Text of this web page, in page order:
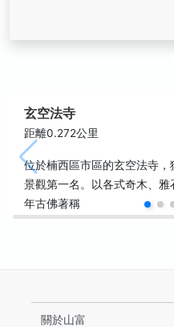
玄空法寺
距離0.272公里
位於楠西區市區的玄空法寺
景觀第一名。以各式奇木、
年古佛著稱
關於山富